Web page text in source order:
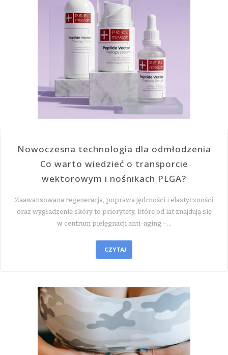
Nowoczesna technologia dla odmłodzenia
Co warto wiedzieć o transporcie
wektorowym i nośnikach PLGA?
Zaawansowana regeneracja, poprawa jędrności i elastyczności
oraz wygładzenie skóry to priorytety, które od lat znajdują się
w centrum pielęgnacji anti-aging –…
CZYTAJ